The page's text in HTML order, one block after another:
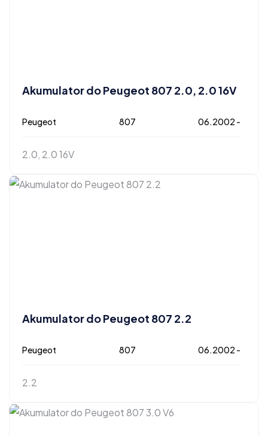
Akumulator do Peugeot 807 2.0, 2.0 16V
Peugeot 807 06.2002 -
2.0, 2.0 16V
Akumulator do Peugeot 807 2.2
Peugeot 807 06.2002 -
2.2